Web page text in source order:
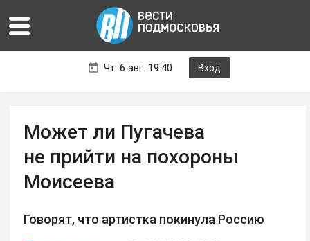
Чт. 6 авг. 19:40 Вход
Может ли Пугачева
не прийти на похороны
Моисеева
Говорят, что артистка покинула Россию